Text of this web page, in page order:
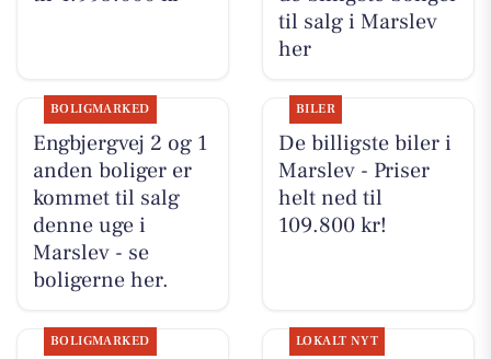
til salg i Marslev
her
BOLIGMARKED
Engbjergvej 2 og 1
anden boliger er
kommet til salg
denne uge i
Marslev - se
boligerne her.
BILER
De billigste biler i
Marslev - Priser
helt ned til
109.800 kr!
BOLIGMARKED LOKALT NYT